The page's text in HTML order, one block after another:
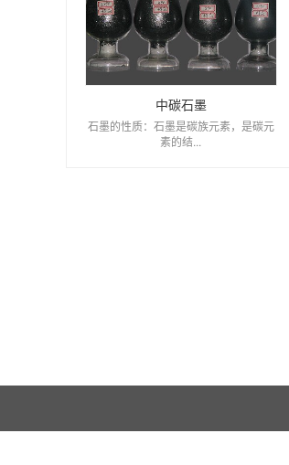
中碳石墨
石墨的性质：石墨是碳族元素，是碳元
素的结...